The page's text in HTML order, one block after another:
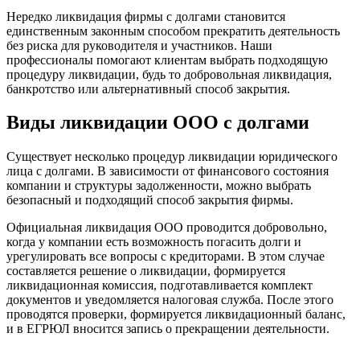
Нередко ликвидация фирмы с долгами становится
единственным законным способом прекратить деятельность
без риска для руководителя и участников. Наши
профессионалы помогают клиентам выбрать подходящую
процедуру ликвидации, будь то добровольная ликвидация,
банкротство или альтернативный способ закрытия.
Виды ликвидации ООО с долгами
Существует несколько процедур ликвидации юридического
лица с долгами. В зависимости от финансового состояния
компании и структуры задолженности, можно выбрать
безопасный и подходящий способ закрытия фирмы.
Официальная ликвидация ООО проводится добровольно,
когда у компании есть возможность погасить долги и
урегулировать все вопросы с кредиторами. В этом случае
составляется решение о ликвидации, формируется
ликвидационная комиссия, подготавливается комплект
документов и уведомляется налоговая служба. После этого
проводятся проверки, формируется ликвидационный баланс,
и в ЕГРЮЛ вносится запись о прекращении деятельности.